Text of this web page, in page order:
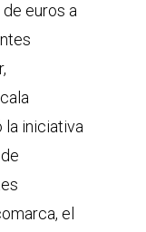
euros a
la iniciativa
el